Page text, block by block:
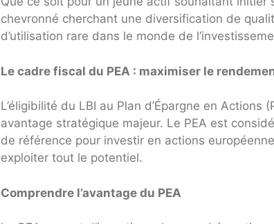
chevronné cherchant une diversification de
d’utilisation rare dans le monde de
Le cadre fiscal du PEA : maximiser le
L’éligibilité du LBI au Plan d’Épargne en Actions
avantage stratégique majeur. Le PEA est
de référence pour investir en actions
exploiter tout le potentiel.
Comprendre l’avantage du PEA